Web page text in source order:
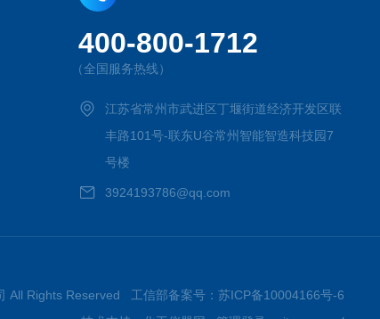
400-800-1712
（全国服务热线）
江苏省常州市武进区丁堰街道经济开发区联
丰路101号-联东U谷常州智能智造科技园7
号楼
3924193786@qq.com
All Rights Reserved 工信部备案号： 苏ICP备10004166号-6